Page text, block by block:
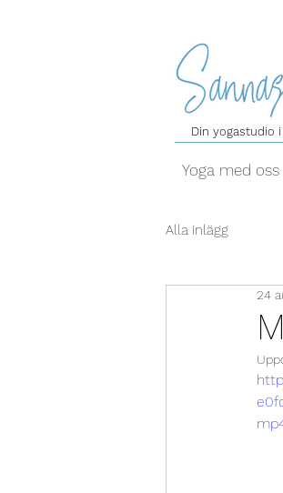
Din yogastudio
Yoga med oss
Alla inlägg
24